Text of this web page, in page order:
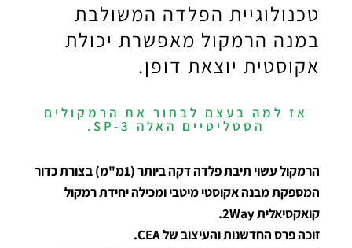
טכנולוגיית הפלדה המשולבת
במנה הרמקול מאפשרת יכולת
אקוסטית יוצאת דופן.
אז למה בעצם לבחור את הרמקולים
הסטליטיים האלה SP-3.
הרמקול עשוי תיבת פלדה דקה ביותר (1מ"מ) בצורת כדור
המספקת מבנה אקוסטי מיטבי ומכילה יחידת רמקול
קואקסיאלית 2Way.
זוכה פרס החדשנות והעיצוב של CEA.